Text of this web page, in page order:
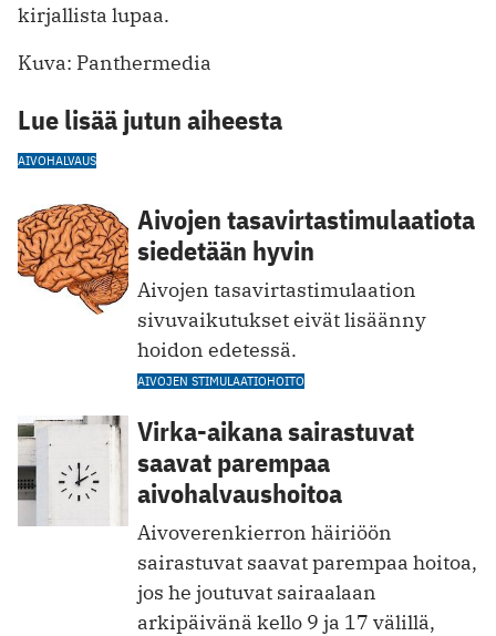
kirjallista lupaa.
Kuva: Panthermedia
Lue lisää jutun aiheesta
AIVOHALVAUS
Aivojen tasavirtastimulaatiota
siedetään hyvin
Aivojen tasavirtastimulaation
sivuvaikutukset eivät lisäänny
hoidon edetessä.
AIVOJEN STIMULAATIOHOITO
Virka-aikana sairastuvat
saavat parempaa
aivohalvaushoitoa
Aivoverenkierron häiriöön
sairastuvat saavat parempaa hoitoa,
jos he joutuvat sairaalaan
arkipäivänä kello 9 ja 17 välillä,